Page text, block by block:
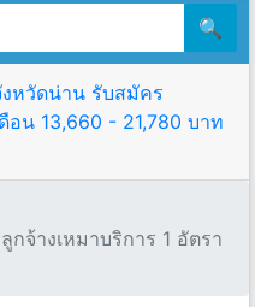
🔍
หวัดน่าน รับสมัคร
อน 13,660 - 21,780 บาท
กจ้างเหมาบริการ 1 อัตรา